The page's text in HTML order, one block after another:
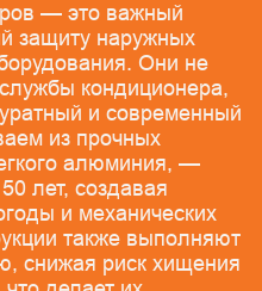
— это важный
защиту наружных
Они не
кондиционера,
и современный
из прочных
алюминия, —
лет, создавая
и механических
также выполняют
снижая риск хищения